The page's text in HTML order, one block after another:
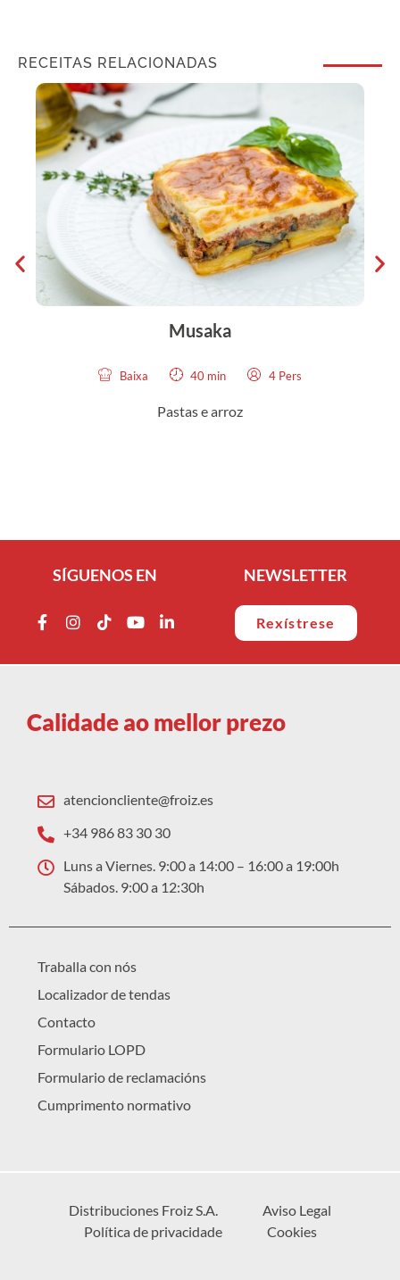
RECEITAS RELACIONADAS
Musaka
Baixa 40 min 4 Pers
Pastas e arroz
SÍGUENOS EN NEWSLETTER
Rexístrese
Calidade ao mellor prezo
atencioncliente@froiz.es
+34 986 83 30 30
Luns a Viernes. 9:00 a 14:00 – 16:00 a 19:00h
Sábados. 9:00 a 12:30h
Traballa con nós
Localizador de tendas
Contacto
Formulario LOPD
Formulario de reclamacións
Cumprimento normativo
Distribuciones Froiz S.A.
Aviso Legal
Política de privacidade
Cookies